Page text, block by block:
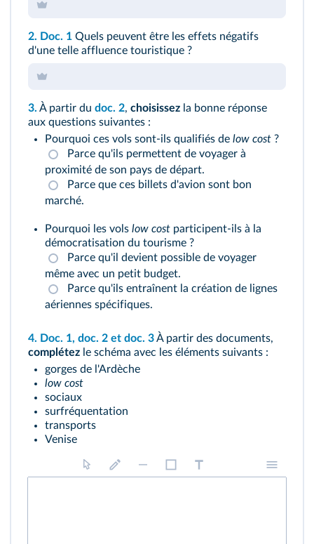
2. Doc. 1 Quels peuvent être les effets négatifs
d'une telle affluence touristique ?
3. À partir du doc. 2, choisissez la bonne réponse
aux questions suivantes :
Pourquoi ces vols sont-ils qualifiés de low cost ?
Parce qu'ils permettent de voyager à
proximité de son pays de départ.
Parce que ces billets d'avion sont bon
marché.
Pourquoi les vols low cost participent-ils à la
démocratisation du tourisme ?
Parce qu'il devient possible de voyager
même avec un petit budget.
Parce qu'ils entraînent la création de lignes
aériennes spécifiques.
4. Doc. 1, doc. 2 et doc. 3À partir des documents,
complétez le schéma avec les éléments suivants :
gorges de l'Ardèche
low cost
sociaux
surfréquentation
transports
Venise